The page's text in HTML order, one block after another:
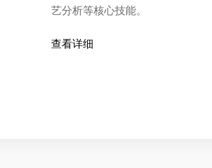
艺分析等核心技能。
查看详细